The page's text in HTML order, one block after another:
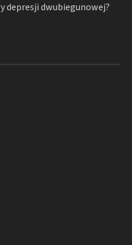
depresji dwubiegunowej?